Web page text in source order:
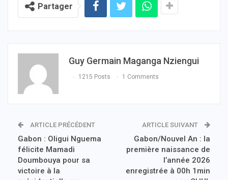
Partager
Guy Germain Maganga Nziengui
1215 Posts 1 Comments
ARTICLE PRÉCÉDENT
Gabon : Oligui Nguema
félicite Mamadi
Doumbouya pour sa
victoire à la
ARTICLE SUIVANT
Gabon/Nouvel An : la
première naissance de
l’année 2026
enregistrée à 00h 1min